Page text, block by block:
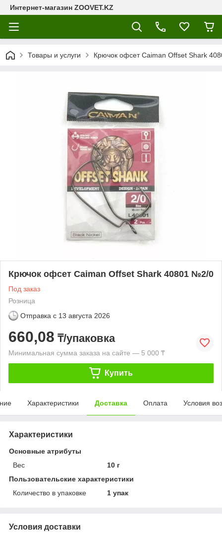
Интернет-магазин ZOOVET.KZ
Товары и услуги Крючок офсет Caiman Offset Shark
Крючок офсет Caiman Offset Shark 40801 №2/0
Под заказ
Розница
Отправка с 13 августа 2026
660,08 ₸/упаковка
Минимальная сумма заказа на сайте — 5 000 ₸
Купить
Характеристики Доставка Оплата Условия
Характеристики
Основные атрибуты
Вес
10 г
Пользовательские характеристики
Количество в упаковке
1 упак
Условия доставки